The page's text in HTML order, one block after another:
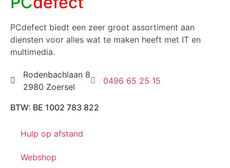
PCdefect biedt een zeer groot assortiment aan
diensten voor alles wat te maken heeft met IT en
multimedia.
Rodenbachlaan 8
2980 Zoersel
0496 65 25 15
BTW: BE 1002 783 822
Hulp op afstand
Webshop